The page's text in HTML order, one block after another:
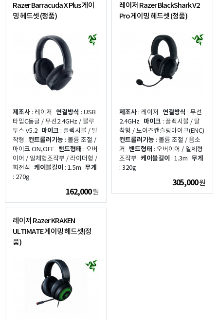
Razer Barracuda X Plus 게이
밍 헤드셋 (정품)
제조사 : 레이저 연결방식 : USB
타입C동글 / 무선2.4GHz / 블루
투스 v5.2 마이크 : 플렉시블 / 탈
착형
컨트롤러기능 : 볼륨 조절 /
마이크 ON,OFF 밴드형태 : 오버
이어 / 일체형조작부 / 라이더형 /
회전식 케이블길이 : 1.5m 무게
: 270g
162,000원
레이저 Razer BlackShark V2
Pro 게이밍 헤드셋 (정품)
제조사 : 레이저 연결방식 : 무선
2.4GHz 마이크 : 플렉시블 / 탈
착형 / 노이즈캔슬링마이크(ENC)
컨트롤러기능 : 볼륨 조절 / 음소
거
밴드형태 : 오버이어 / 일체형
조작부 케이블길이 : 1.3m 무게
: 320g
305,000원
레이저 Razer KRAKEN
ULTIMATE 게이밍 헤드셋(정
품)